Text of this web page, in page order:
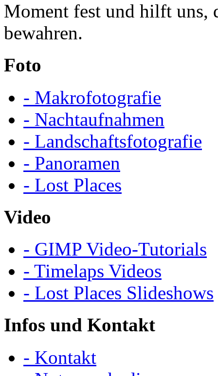
Moment fest und hilft uns,
bewahren.
Foto
- Makrofotografie
- Nachtaufnahmen
- Landschaftsfotografie
- Panoramen
- Lost Places
Video
- GIMP Video-Tutorials
- Timelaps Videos
- Lost Places Slideshows
Infos und Kontakt
- Kontakt